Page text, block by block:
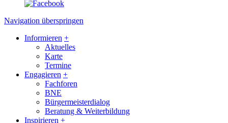
Navigation überspringen
Informieren +
Aktuelles
Karte
Termine
Engagieren +
Fachforen
BNE
Bürgermeisterdialog
Beratung & Weiterbildung
Inspirieren +